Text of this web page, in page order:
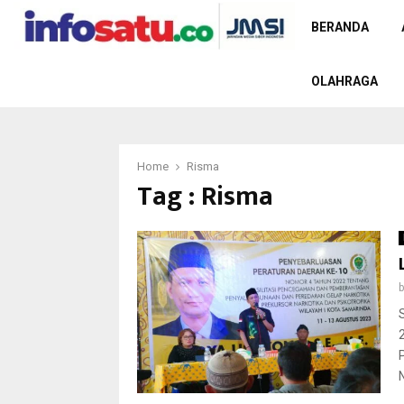
BERANDA
OLAHRAGA
Home Risma
Tag : Risma